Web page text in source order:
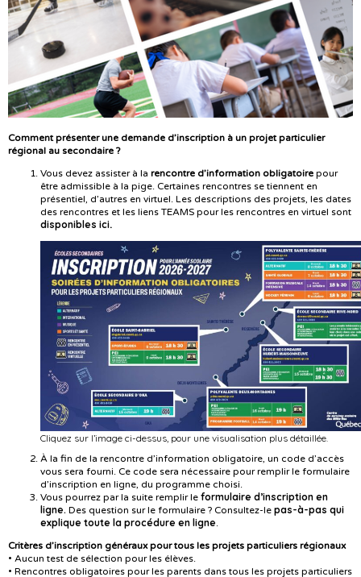
Comment présenter une demande d’inscription à un projet particulier
régional au secondaire ?
Vous devez assister à la rencontre d’information obligatoire pour
être admissible à la pige. Certaines rencontres se tiennent en
présentiel, d’autres en virtuel. Les descriptions des projets, les dates
des rencontres et les liens TEAMS pour les rencontres en virtuel sont
disponibles ici.
Cliquez sur l’image ci-dessus, pour une visualisation plus détaillée.
À la fin de la rencontre d’information obligatoire, un code d’accès
vous sera fourni. Ce code sera nécessaire pour remplir le formulaire
d’inscription en ligne, du programme choisi.
Vous pourrez par la suite remplir le formulaire d’inscription en
ligne. Des question sur le formulaire ? Consultez-le pas-à-pas qui
explique toute la procédure en ligne.
Critères d’inscription généraux pour tous les projets particuliers régionaux
• Aucun test de sélection pour les élèves.
• Rencontres obligatoires pour les parents dans tous les projets particuliers